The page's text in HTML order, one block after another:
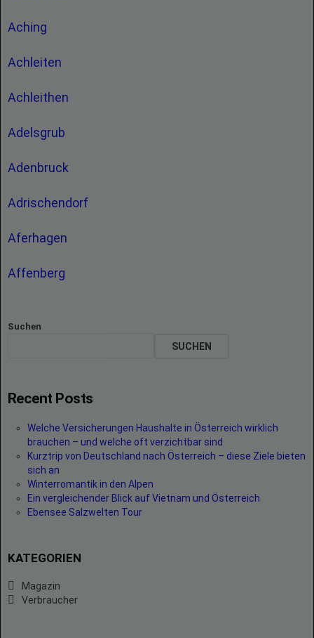
Aching
Achleiten
Achleithen
Adelsgrub
Adenbruck
Adrischendorf
Aferhagen
Affenberg
Suchen
SUCHEN
Recent Posts
Welche Versicherungen Haushalte in Österreich wirklich
brauchen – und welche oft verzichtbar sind
Kurztrip von Deutschland nach Österreich – diese Ziele bieten
sich an
Winterromantik in den Alpen
Ein vergleichender Blick auf Vietnam und Österreich
Ebensee Salzwelten Tour
KATEGORIEN
Magazin
Verbraucher